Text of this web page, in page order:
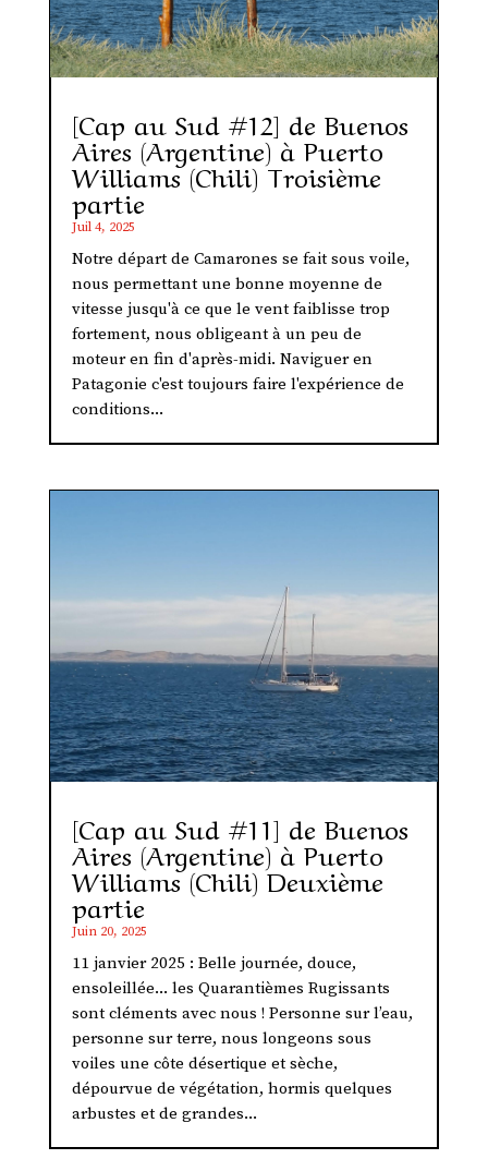
[Cap au Sud #12] de Buenos
Aires (Argentine) à Puerto
Williams (Chili) Troisième
partie
Juil 4, 2025
Notre départ de Camarones se fait sous voile,
nous permettant une bonne moyenne de
vitesse jusqu'à ce que le vent faiblisse trop
fortement, nous obligeant à un peu de
moteur en fin d'après-midi. Naviguer en
Patagonie c'est toujours faire l'expérience de
conditions...
[Cap au Sud #11] de Buenos
Aires (Argentine) à Puerto
Williams (Chili) Deuxième
partie
Juin 20, 2025
11 janvier 2025 : Belle journée, douce,
ensoleillée... les Quarantièmes Rugissants
sont cléments avec nous ! Personne sur l’eau,
personne sur terre, nous longeons sous
voiles une côte désertique et sèche,
dépourvue de végétation, hormis quelques
arbustes et de grandes...